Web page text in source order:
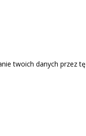
twoich danych przez tę